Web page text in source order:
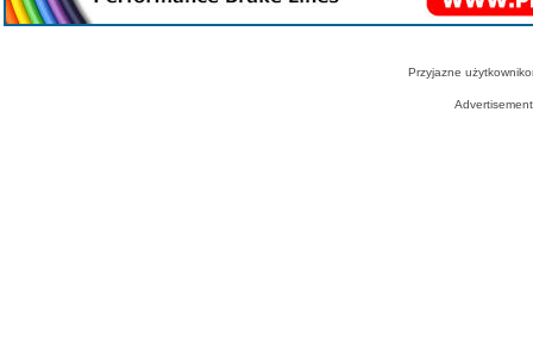
Przyjazne